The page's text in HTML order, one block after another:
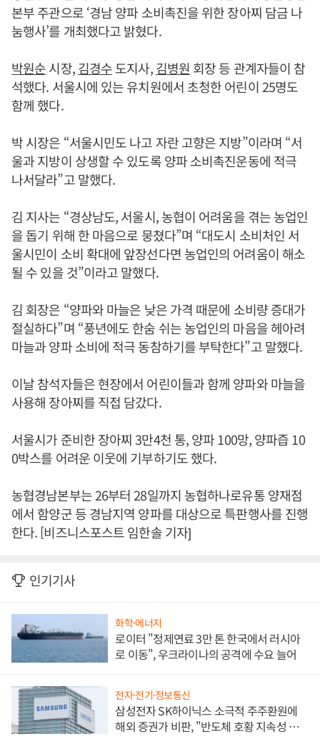
본부 주관으로 ‘경남 양파 소비촉진을 위한 장아찌 담금 나
눔행사’를 개최했다고 밝혔다.
박원순시장,김경수도지사,김병원 회장 등 관계자들이 참
석했다. 서울시에 있는 유치원에서 초청한 어린이 25명도
함께 했다.
박 시장은 “서울시민도 나고 자란 고향은 지방”이라며 “서
울과 지방이 상생할 수 있도록 양파 소비촉진운동에 적극
나서달라”고 말했다.
김 지사는 “경상남도, 서울시, 농협이 어려움을 겪는 농업인
을 돕기 위해 한 마음으로 뭉쳤다”며 “대도시 소비처인 서
울시민이 소비 확대에 앞장선다면 농업인의 어려움이 해소
될 수 있을 것”이라고 말했다.
김 회장은 “양파와 마늘은 낮은 가격 때문에 소비량 증대가
절실하다”며 “풍년에도 한숨 쉬는 농업인의 마음을 헤아려
마늘과 양파 소비에 적극 동참하기를 부탁한다”고 말했다.
이날 참석자들은 현장에서 어린이들과 함께 양파와 마늘을
사용해 장아찌를 직접 담갔다.
서울시가 준비한 장아찌 3만4천 통, 양파 100망, 양파즙 10
0박스를 어려운 이웃에 기부하기도 했다.
농협경남본부는 26부터 28일까지 농협하나로유통 양재점
에서 함양군 등 경남지역 양파를 대상으로 특판행사를 진행
한다. [비즈니스포스트 임한솔 기자]
인기기사
화학·에너지
로이터 "정제연료 3만 톤 한국에서 러시아
로 이동", 우크라이나의 공격에 수요 늘어
전자·전기·정보통신
삼성전자 SK하이닉스 소극적 주주환원에
해외 증권가 비판, "반도체 호황 지속성 의